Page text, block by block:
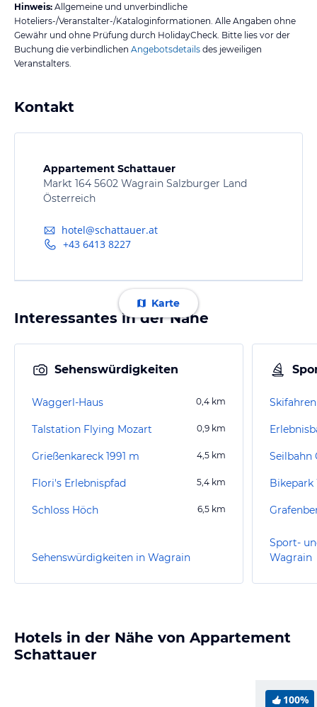
Hinweis: Allgemeine und unverbindliche
Hoteliers-/Veranstalter-/Kataloginformationen. Alle Angaben ohne
Gewähr und ohne Prüfung durch HolidayCheck. Bitte lies vor der
Buchung die verbindlichen Angebotsdetails des jeweiligen
Veranstalters.
Kontakt
Appartement Schattauer
Markt 164 5602 Wagrain Salzburger Land
Österreich
hotel@schattauer.at
+43 6413 8227
Karte
Interessantes in der Nähe
Sehenswürdigkeiten
Waggerl-Haus 0,4 km
Talstation Flying Mozart 0,9 km
Grießenkareck 1991 m 4,5 km
Flori's Erlebnispfad 5,4 km
Schloss Höch 6,5 km
Sehenswürdigkeiten in Wagrain
Skifahren
Seilbahn
Bikepark
Sport-
Wagrain
Hotels in der Nähe von Appartement
Schattauer
100%